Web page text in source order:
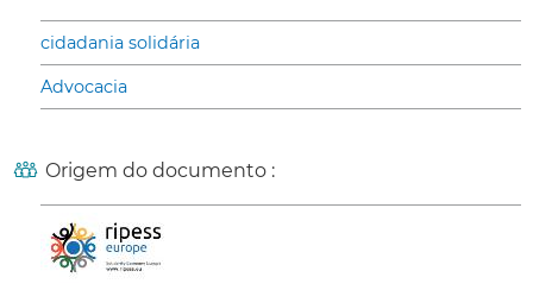
cidadania solidária
Advocacia
Origem do documento :